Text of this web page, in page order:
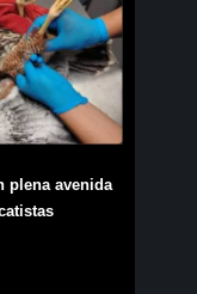
plena avenida